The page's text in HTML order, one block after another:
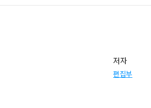
저자
편집부